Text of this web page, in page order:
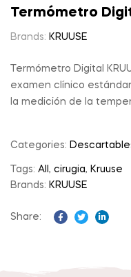
Termómetro
Brands: KRUUSE
Termómetro Digital
examen clínico
la medición de la
Categories:
Tags: All , cirugia, Kruuse
Brands: KRUUSE
Share: